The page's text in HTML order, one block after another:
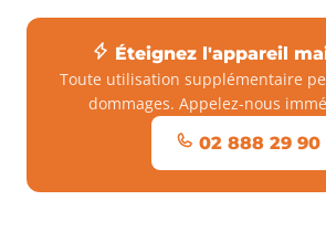
Éteignez l'appareil
Toute utilisation supplémentaire
dommages. Appelez-nous
02 888 29 90